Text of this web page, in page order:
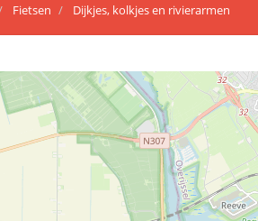
Fietsen Dijkjes, kolkjes en rivierarmen